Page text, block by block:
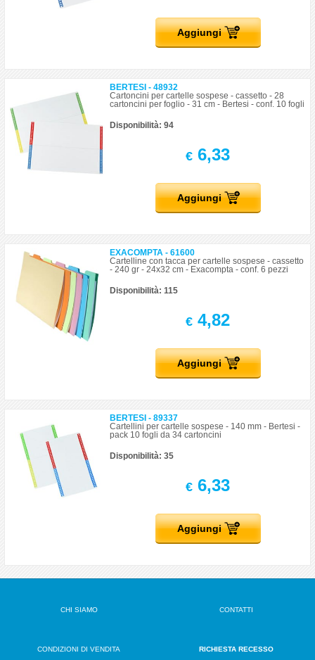
Aggiungi
BERTESI - 48932
Cartoncini per cartelle sospese - cassetto - 28
cartoncini per foglio - 31 cm - Bertesi - conf. 10 fogli
Disponibilità: 94
€ 6,33
Aggiungi
EXACOMPTA - 61600
Cartelline con tacca per cartelle sospese - cassetto
- 240 gr - 24x32 cm - Exacompta - conf. 6 pezzi
Disponibilità: 115
€ 4,82
Aggiungi
BERTESI - 89337
Cartellini per cartelle sospese - 140 mm - Bertesi -
pack 10 fogli da 34 cartoncini
Disponibilità: 35
€ 6,33
Aggiungi
CHI SIAMO CONTATTI
CONDIZIONI DI VENDITA RICHIESTA RECESSO